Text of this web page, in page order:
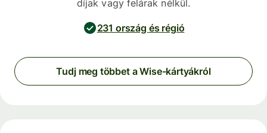
díjak vagy felárak nélkül.
231 ország és régió
Tudj meg többet a Wise-kártyákról